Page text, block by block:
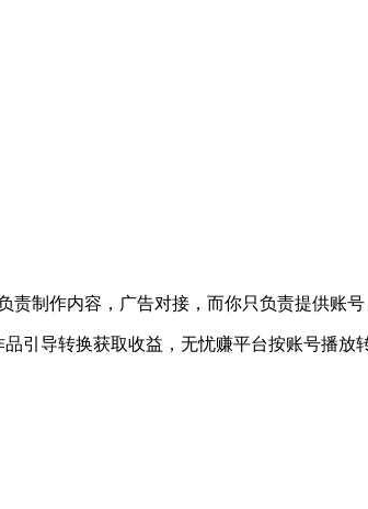
责制作内容，广告对接，而你只负责提供账号
引导转换获取收益，无忧赚平台按账号播放